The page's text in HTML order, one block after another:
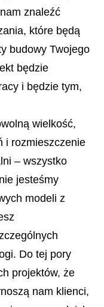
znaleźć
które będą
budowy Twojego
będzie
i będzie tym,
wielkość,
i rozmieszczenie
– wszystko
jesteśmy
modeli z
Do tej pory
projektów, że
nam klienci,